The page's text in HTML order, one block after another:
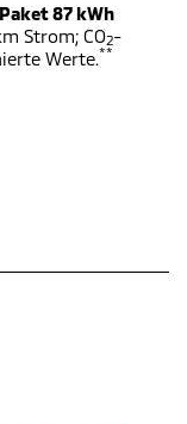
87 kWh
Strom; CO2-
Werte. **